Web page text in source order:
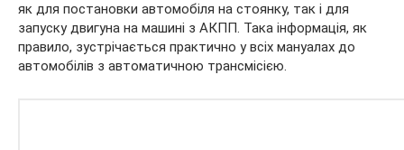
як для постановки автомобіля на стоянку, так і для
запуску двигуна на машині з АКПП. Така інформація, як
правило, зустрічається практично у всіх мануалах до
автомобілів з автоматичною трансмісією.